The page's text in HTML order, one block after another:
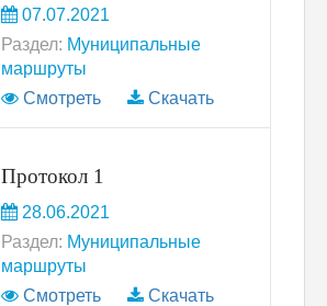
07.07.2021
Раздел: Муниципальные
маршруты
Смотреть
Скачать
Протокол 1
28.06.2021
Раздел: Муниципальные
маршруты
Смотреть
Скачать